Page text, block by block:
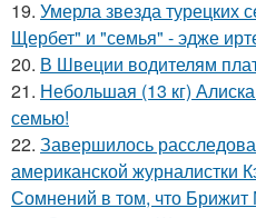
19. Умерла звезда турецких
Щербет" и "семья" - эдже
20. В Швеции водителям
21. Небольшая (13 кг)
семью!
22. Завершилось
американской журналистки
Сомнений в том, что